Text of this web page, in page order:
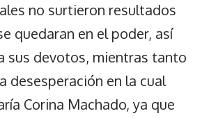
no surtieron resultados
quedaran en el poder, así
sus devotos, mientras tanto
desesperación en la cual
Corina Machado, ya que